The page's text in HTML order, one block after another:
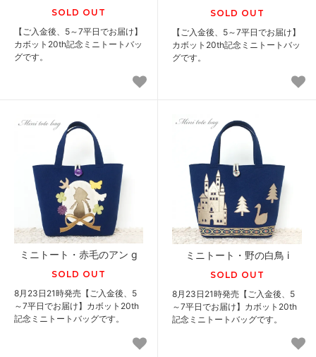
SOLD OUT
【ご入金後、5～7平日でお届け】
カボット20th記念ミニトートバッ
グです。
SOLD OUT
【ご入金後、5～7平日でお届け】
カボット20th記念ミニトートバッ
グです。
ミニトート・赤毛のアン g
SOLD OUT
8月23日21時発売【ご入金後、5
～7平日でお届け】カボット20th
記念ミニトートバッグです。
ミニトート・野の白鳥 i
SOLD OUT
8月23日21時発売【ご入金後、5
～7平日でお届け】カボット20th
記念ミニトートバッグです。